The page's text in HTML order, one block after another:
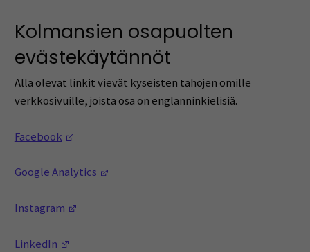
Kolmansien osapuolten
evästekäytännöt
Alla olevat linkit vievät kyseisten tahojen omille
verkkosivuille, joista osa on englanninkielisiä.
Facebook
Google Analytics
Instagram
LinkedIn